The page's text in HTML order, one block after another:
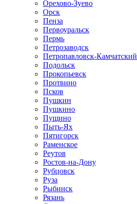
Орехово-Зуево
Орск
Пенза
Первоуральск
Пермь
Петрозаводск
Петропавловск-Камчатский
Подольск
Прокопьевск
Протвино
Псков
Пушкин
Пушкино
Пущино
Пыть-Ях
Пятигорск
Раменское
Реутов
Ростов-на-Дону
Рубцовск
Руза
Рыбинск
Рязань